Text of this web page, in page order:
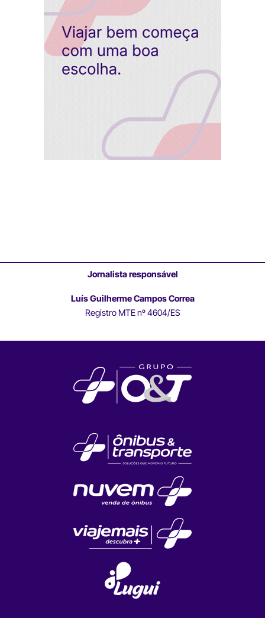
Jornalista responsável
Luís Guilherme Campos Correa
Registro MTE nº 4604/ES